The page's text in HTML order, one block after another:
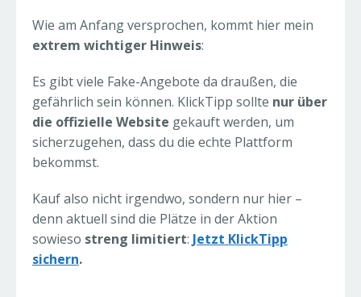
Wie am Anfang versprochen, kommt hier mein
extrem wichtiger Hinweis:
Es gibt viele Fake-Angebote da draußen, die
gefährlich sein können. KlickTipp sollte nur über
die offizielle Website gekauft werden, um
sicherzugehen, dass du die echte Plattform
bekommst.
Kauf also nicht irgendwo, sondern nur hier –
denn aktuell sind die Plätze in der Aktion
sowieso streng limitiert: Jetzt KlickTipp
sichern.